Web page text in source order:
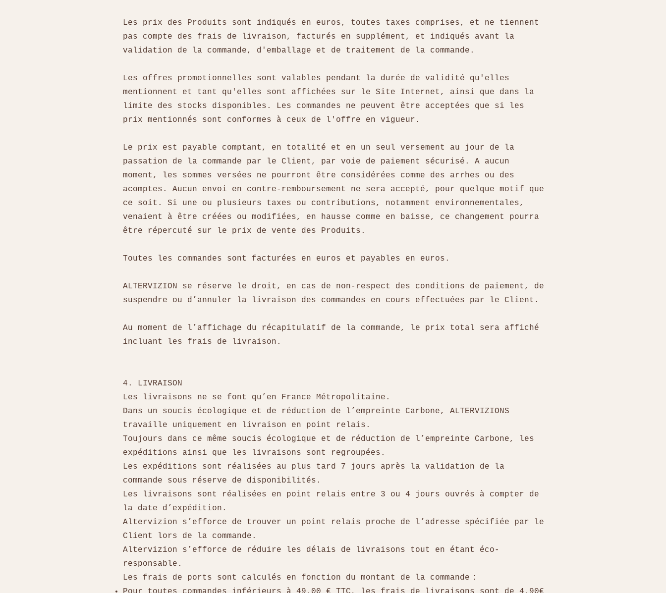
Les prix des Produits sont indiqués en euros, toutes taxes comprises, et ne tiennent
pas compte des frais de livraison, facturés en supplément, et indiqués avant la
validation de la commande, d'emballage et de traitement de la commande.
Les offres promotionnelles sont valables pendant la durée de validité qu'elles
mentionnent et tant qu'elles sont affichées sur le Site Internet, ainsi que dans la
limite des stocks disponibles. Les commandes ne peuvent être acceptées que si les
prix mentionnés sont conformes à ceux de l'offre en vigueur.
Le prix est payable comptant, en totalité et en un seul versement au jour de la
passation de la commande par le Client, par voie de paiement sécurisé. A aucun
moment, les sommes versées ne pourront être considérées comme des arrhes ou des
acomptes. Aucun envoi en contre-remboursement ne sera accepté, pour quelque motif que
ce soit. Si une ou plusieurs taxes ou contributions, notamment environnementales,
venaient à être créées ou modifiées, en hausse comme en baisse, ce changement pourra
être répercuté sur le prix de vente des Produits.
Toutes les commandes sont facturées en euros et payables en euros.
ALTERVIZION se réserve le droit, en cas de non-respect des conditions de paiement, de
suspendre ou d’annuler la livraison des commandes en cours effectuées par le Client.
Au moment de l’affichage du récapitulatif de la commande, le prix total sera affiché
incluant les frais de livraison.
4. LIVRAISON
Les livraisons ne se font qu’en France Métropolitaine.
Dans un soucis écologique et de réduction de l’empreinte Carbone, ALTERVIZIONS
travaille uniquement en livraison en point relais.
Toujours dans ce même soucis écologique et de réduction de l’empreinte Carbone, les
expéditions ainsi que les livraisons sont regroupées.
Les expéditions sont réalisées au plus tard 7 jours après la validation de la
commande sous réserve de disponibilités.
Les livraisons sont réalisées en point relais entre 3 ou 4 jours ouvrés à compter de
la date d’expédition.
Altervizion s’efforce de trouver un point relais proche de l’adresse spécifiée par le
Client lors de la commande.
Altervizion s’efforce de réduire les délais de livraisons tout en étant éco-
responsable.
Les frais de ports sont calculés en fonction du montant de la commande :